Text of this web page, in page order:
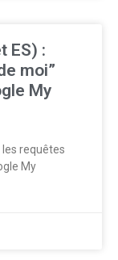
ES) :
moi”
My
les requêtes
My